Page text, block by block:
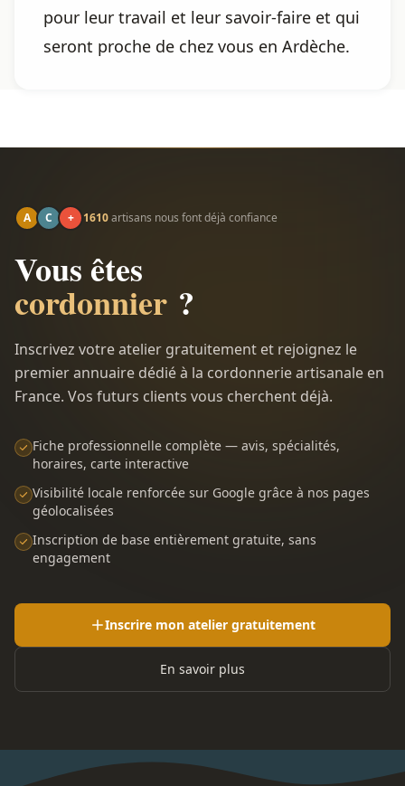
pour leur travail et leur savoir-faire et qui
seront proche de chez vous en Ardèche.
A C + 1610artisans nous font déjà confiance
Vous êtes
cordonnier ?
Inscrivez votre atelier gratuitement et rejoignez le
premier annuaire dédié à la cordonnerie artisanale en
France. Vos futurs clients vous cherchent déjà.
Fiche professionnelle complète — avis, spécialités,
horaires, carte interactive
Visibilité locale renforcée sur Google grâce à nos pages
géolocalisées
Inscription de base entièrement gratuite, sans
engagement
Inscrire mon atelier gratuitement
En savoir plus